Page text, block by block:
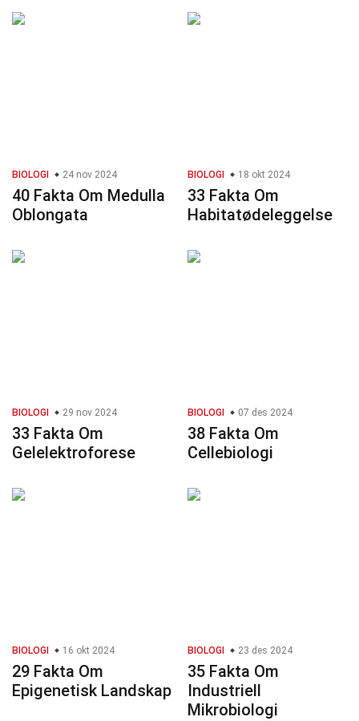
BIOLOGI 24 nov 2024
40 Fakta Om Medulla
Oblongata
BIOLOGI 18 okt 2024
33 Fakta Om
Habitatødeleggelse
BIOLOGI 29 nov 2024
33 Fakta Om
Gelelektroforese
BIOLOGI 07 des 2024
38 Fakta Om
Cellebiologi
BIOLOGI 16 okt 2024
29 Fakta Om
Epigenetisk Landskap
BIOLOGI 23 des 2024
35 Fakta Om
Industriell
Mikrobiologi